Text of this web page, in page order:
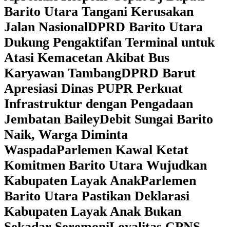
Barito Utara Tangani Kerusakan
Jalan NasionalDPRD Barito Utara
Dukung Pengaktifan Terminal untuk
Atasi Kemacetan Akibat Bus
Karyawan TambangDPRD Barut
Apresiasi Dinas PUPR Perkuat
Infrastruktur dengan Pengadaan
Jembatan BaileyDebit Sungai Barito
Naik, Warga Diminta
WaspadaParlemen Kawal Ketat
Komitmen Barito Utara Wujudkan
Kabupaten Layak AnakParlemen
Barito Utara Pastikan Deklarasi
Kabupaten Layak Anak Bukan